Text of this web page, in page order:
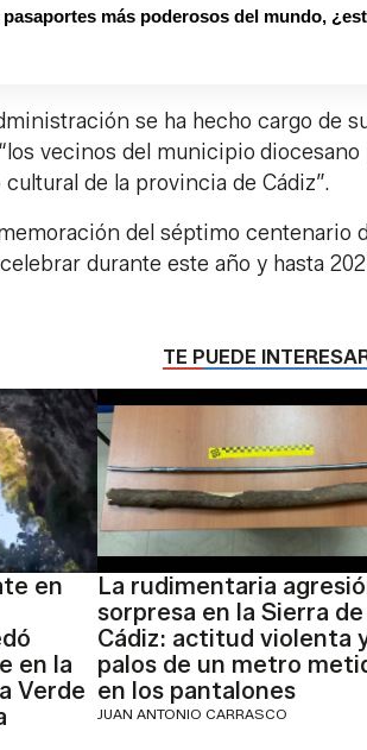
pasaportes más poderosos del mundo,
se ha hecho cargo de
vecinos del municipio diocesano
de la provincia de Cádiz”.
del séptimo centenario
durante este año y hasta
TE PUEDE
en
en la
Verde
La rudimentaria
sorpresa en la Sierra de
Cádiz: actitud violenta
palos de un metro
en los pantalones
JUAN ANTONIO CARRASCO